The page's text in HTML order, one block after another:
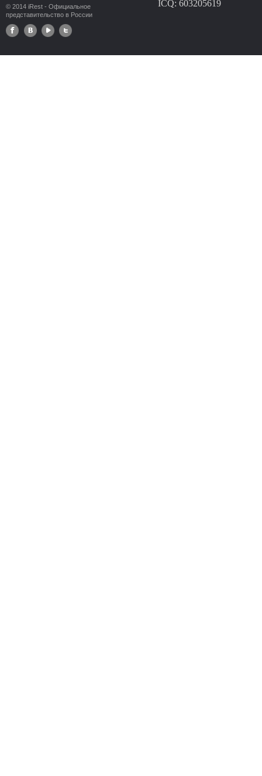
© 2014 iRest - Официальное
представительство в России
ICQ: 603205619